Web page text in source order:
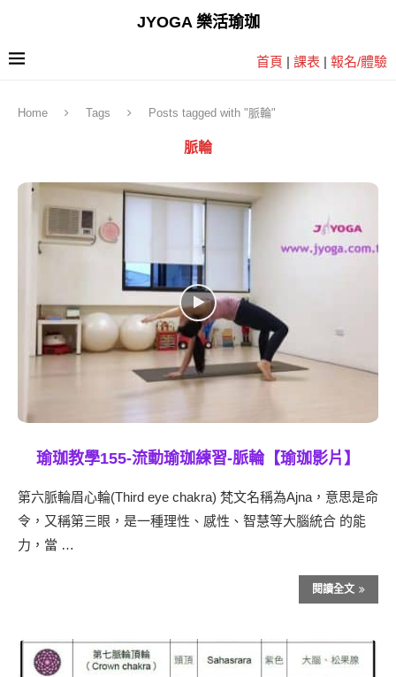
JYOGA 樂活瑜珈
首頁 | 課表 | 報名/體驗
Home Tags Posts tagged with "脈輪"
脈輪
瑜珈教學155-流動瑜珈練習-脈輪【瑜珈影片】
第六脈輪眉心輪(Third eye chakra) 梵文名稱為Ajna，意思是命
令，又稱第三眼，是一種理性、感性、智慧等大腦統合 的能
力，當 …
閱讀全文